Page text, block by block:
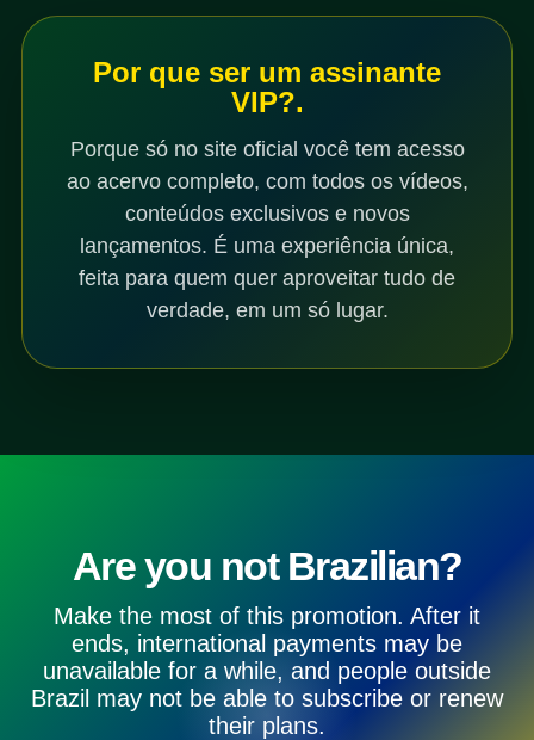
Por que ser um assinante
VIP?.
Porque só no site oficial você tem acesso
ao acervo completo, com todos os vídeos,
conteúdos exclusivos e novos
lançamentos. É uma experiência única,
feita para quem quer aproveitar tudo de
verdade, em um só lugar.
Are you not Brazilian?
Make the most of this promotion. After it
ends, international payments may be
unavailable for a while, and people outside
Brazil may not be able to subscribe or renew
their plans.